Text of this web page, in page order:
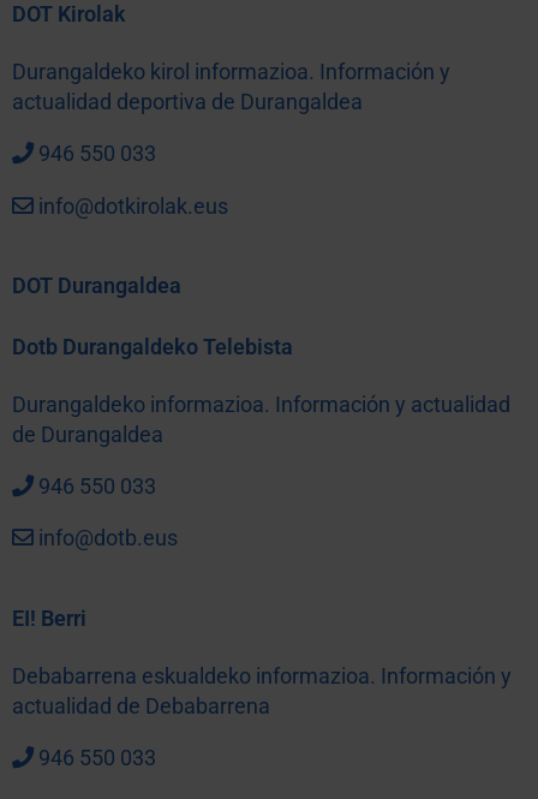
DOT Kirolak
Durangaldeko kirol informazioa. Información y
actualidad deportiva de Durangaldea
946 550 033
info@dotkirolak.eus
DOT Durangaldea
Dotb Durangaldeko Telebista
Durangaldeko informazioa. Información y actualidad
de Durangaldea
946 550 033
info@dotb.eus
EI! Berri
Debabarrena eskualdeko informazioa. Información y
actualidad de Debabarrena
946 550 033